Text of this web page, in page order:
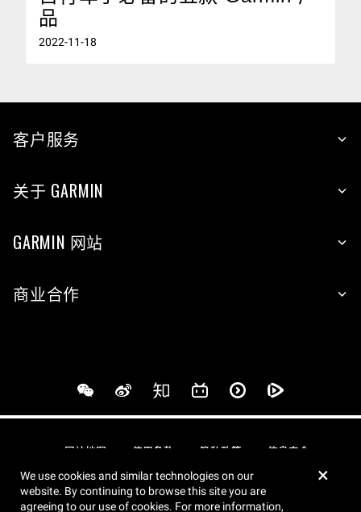
品
2022-11-18
客户服务
关于 GARMIN
GARMIN 网站
商业合作
© 上海佳明航电企业管理有限公司 版权所有
网站地图 使用条款 隐私政策 信息安全
We use cookies and similar technologies on our
website. By continuing to browse this site you are
agreeing to our use of cookies. For more information,
×